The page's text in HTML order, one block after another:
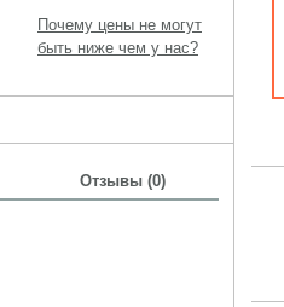
Почему цены не могут
быть ниже чем у нас?
Отзывы (0)